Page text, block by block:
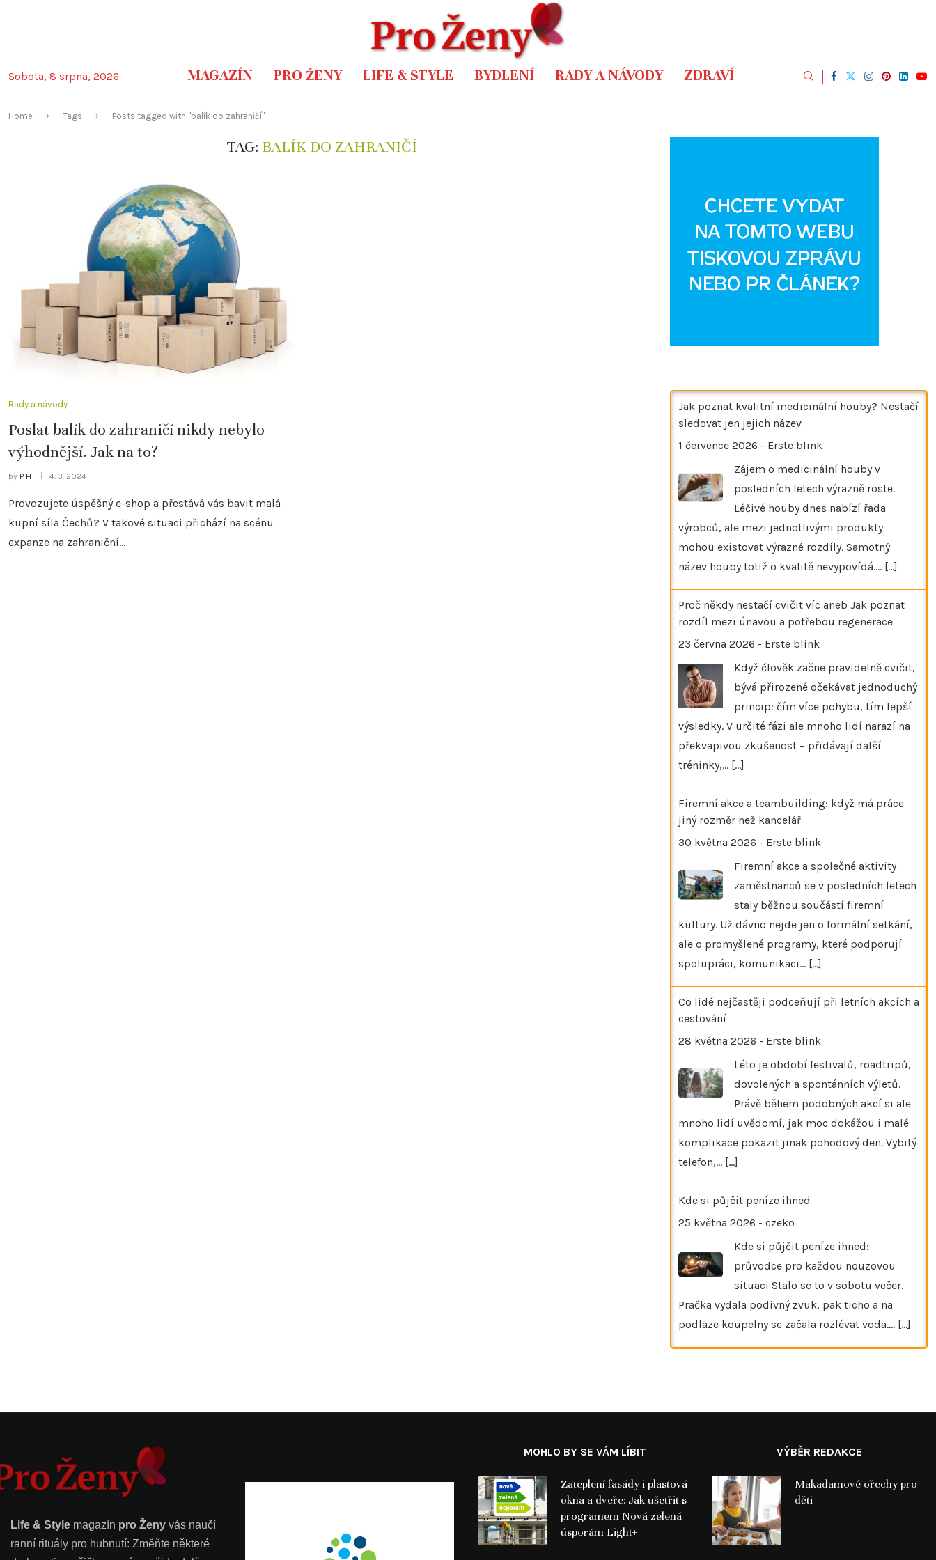
Sobota, 8 srpna, 2026 MAGAZÍN PRO ŽENY LIFE & STYLE BYDLENÍ RADY A NÁVODY ZDRAVÍ
Home Tags Posts tagged with "balík do zahraničí"
TAG: BALÍK DO ZAHRANIČÍ
Rady a návody
Poslat balík do zahraničí nikdy nebylo
výhodnější. Jak na to?
by P H 4. 3. 2024
Provozujete úspěšný e-shop a přestává vás bavit malá
kupní síla Čechů? V takové situaci přichází na scénu
expanze na zahraniční…
Jak poznat kvalitní medicinální houby? Nestačí
sledovat jen jejich název
1 července 2026 - Erste blink
Zájem o medicinální houby v
posledních letech výrazně roste.
Léčivé houby dnes nabízí řada
výrobců, ale mezi jednotlivými produkty
mohou existovat výrazné rozdíly. Samotný
název houby totiž o kvalitě nevypovídá.… [...]
Proč někdy nestačí cvičit víc aneb Jak poznat
rozdíl mezi únavou a potřebou regenerace
23 června 2026 - Erste blink
Když člověk začne pravidelně cvičit,
bývá přirozené očekávat jednoduchý
princip: čím více pohybu, tím lepší
výsledky. V určité fázi ale mnoho lidí narazí na
překvapivou zkušenost – přidávají další
tréninky,… [...]
Firemní akce a teambuilding: když má práce
jiný rozměr než kancelář
30 května 2026 - Erste blink
Firemní akce a společné aktivity
zaměstnanců se v posledních letech
staly běžnou součástí firemní
kultury. Už dávno nejde jen o formální setkání,
ale o promyšlené programy, které podporují
spolupráci, komunikaci… [...]
Co lidé nejčastěji podceňují při letních akcích a
cestování
28 května 2026 - Erste blink
Léto je období festivalů, roadtripů,
dovolených a spontánních výletů.
Právě během podobných akcí si ale
mnoho lidí uvědomí, jak moc dokážou i malé
komplikace pokazit jinak pohodový den. Vybitý
telefon,… [...]
Kde si půjčit peníze ihned
25 května 2026 - czeko
Kde si půjčit peníze ihned:
průvodce pro každou nouzovou
situaci Stalo se to v sobotu večer.
Pračka vydala podivný zvuk, pak ticho a na
podlaze koupelny se začala rozlévat voda.… [...]
Life & Style magazín pro Ženy vás naučí
ranní rituály pro hubnutí: Změňte některé
MOHLO BY SE VÁM LÍBIT
Zateplení fasády i plastová
okna a dveře: Jak ušetřit s
programem Nová zelená
úsporám Light+
VÝBĚR REDAKCE
Makadamové ořechy pro
děti